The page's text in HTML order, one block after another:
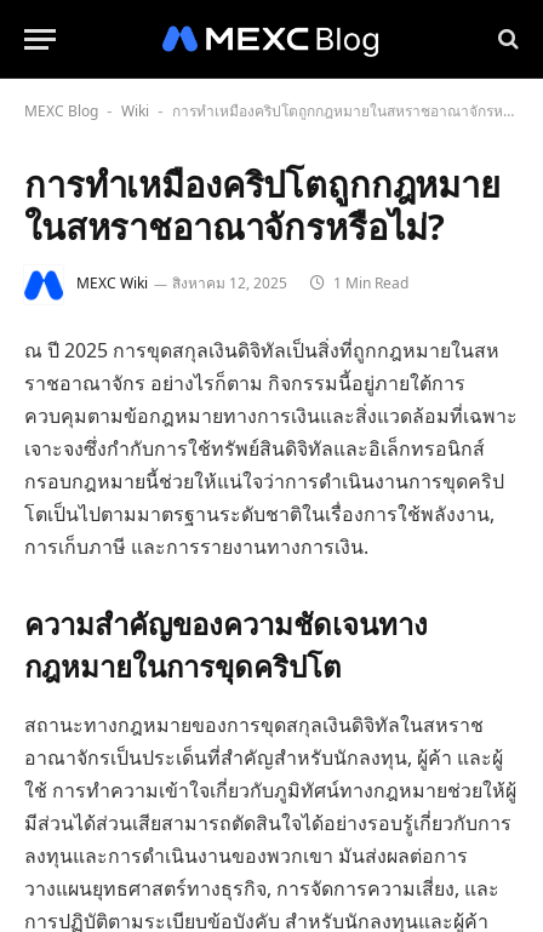
MEXC Blog - Wiki - การทำเหมืองคริปโตถูกกฎหมายในสหราชอาณาจักรหรือไม่?
การทำเหมืองคริปโตถูกกฎหมาย
ในสหราชอาณาจักรหรือไม่?
MEXC Wiki สิงหาคม 12, 2025 1 Min Read
ณ ปี 2025 การขุดสกุลเงินดิจิทัลเป็นสิ่งที่ถูกกฎหมายในสห
ราชอาณาจักร อย่างไรก็ตาม กิจกรรมนี้อยู่ภายใต้การ
ควบคุมตามข้อกฎหมายทางการเงินและสิ่งแวดล้อมที่เฉพาะ
เจาะจงซึ่งกำกับการใช้ทรัพย์สินดิจิทัลและอิเล็กทรอนิกส์
กรอบกฎหมายนี้ช่วยให้แน่ใจว่าการดำเนินงานการขุดคริป
โตเป็นไปตามมาตรฐานระดับชาติในเรื่องการใช้พลังงาน,
การเก็บภาษี และการรายงานทางการเงิน.
ความสำคัญของความชัดเจนทาง
กฎหมายในการขุดคริปโต
สถานะทางกฎหมายของการขุดสกุลเงินดิจิทัลในสหราช
อาณาจักรเป็นประเด็นที่สำคัญสำหรับนักลงทุน, ผู้ค้า และผู้
ใช้ การทำความเข้าใจเกี่ยวกับภูมิทัศน์ทางกฎหมายช่วยให้ผู้
มีส่วนได้ส่วนเสียสามารถตัดสินใจได้อย่างรอบรู้เกี่ยวกับการ
ลงทุนและการดำเนินงานของพวกเขา มันส่งผลต่อการ
วางแผนยุทธศาสตร์ทางธุรกิจ, การจัดการความเสี่ยง, และ
การปฏิบัติตามระเบียบข้อบังคับ สำหรับนักลงทุนและผู้ค้า